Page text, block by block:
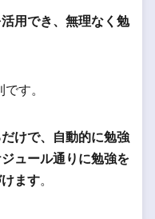
用でき、無理なく勉
す。
けで、自動的に勉強
ュール通りに勉強を
ます。